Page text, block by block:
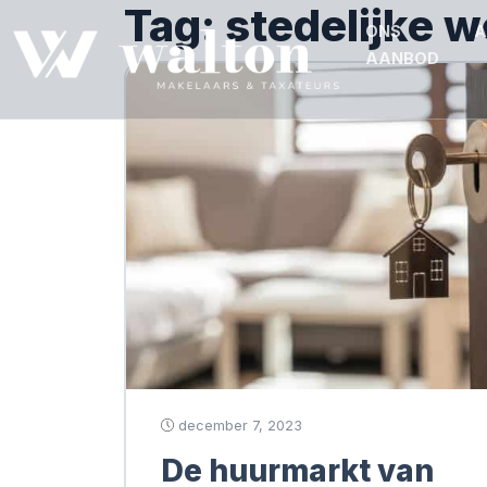
ONS
AANBOD
Tag: stedelijke
december 7, 2023
De huurmarkt van